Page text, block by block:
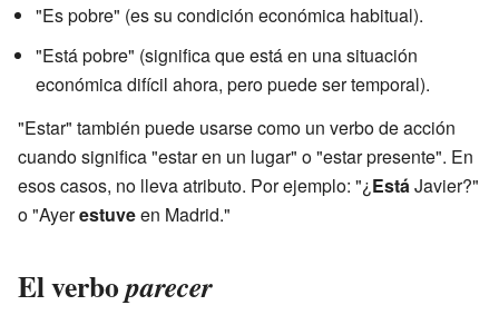
"Es pobre" (es su condición económica habitual).
"Está pobre" (significa que está en una situación
económica difícil ahora, pero puede ser temporal).
"Estar" también puede usarse como un verbo de acción
cuando significa "estar en un lugar" o "estar presente". En
esos casos, no lleva atributo. Por ejemplo: "¿Está Javier?"
o "Ayerestuveen Madrid."
El verboparecer